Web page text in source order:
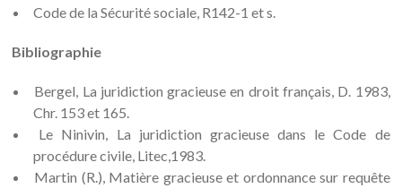
Code de la Sécurité sociale, R142-1 et s.
Bibliographie
Bergel, La juridiction gracieuse en droit français, D. 1983,
Chr. 153 et 165.
Le Ninivin, La juridiction gracieuse dans le Code de
procédure civile, Litec,1983.
Martin (R.), Matière gracieuse et ordonnance sur requête